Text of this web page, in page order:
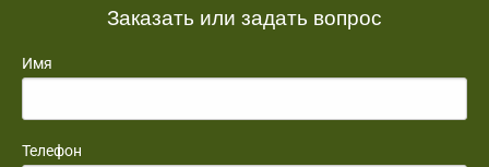
Заказать или задать вопрос
Имя
Телефон